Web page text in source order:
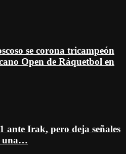
se corona tricampeón
Open de Ráquetbol en
ante Irak, pero deja señales
una…